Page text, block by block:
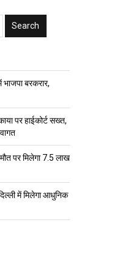
बरकरार,
पर हाईकोर्ट सख्त,
पर मिलेगा 7.5 लाख
में मिलेगा आधुनिक